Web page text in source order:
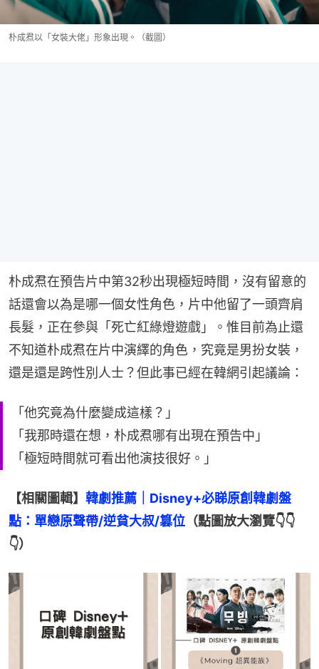
朴成焄以「女裝大佬」形象出現。（截圖）
朴成焄在預告片中第32秒出現極短時間，沒有留意的
話還會以為是哪一個女性角色，片中他留了一頭齊肩
長髮，正在參與「死亡紅綠燈遊戲」。惟目前為止還
不知道朴成焄在片中演繹的角色，究竟是男扮女裝，
還是還是跨性別人士？但此事已經在韓網引起議論：
「他究竟為什麼變成這樣？」
「我那時還在想，朴成焄哪有出現在預告中」
「極短時間就可看出他演技很好。」
【相關圖輯】 韓劇推薦｜Disney+必睇原創韓劇盤
點：單戀原聲帶/逆貧大叔/篡位 （點圖放大瀏覽👇👇
👇）